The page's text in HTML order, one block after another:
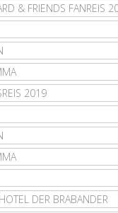
& FRIENDS FANREIS
2019
DER BRABANDER